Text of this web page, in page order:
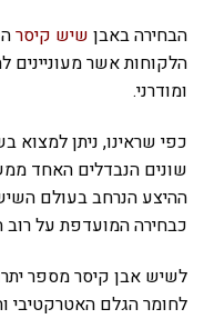
הבחירה באבן שיש קיסר
הלקוחות אשר מעוניינים
ומודרני.
כפי שראינו, ניתן למצוא
שונים הנבדלים האחד
ההיצע הנרחב בעולם
כבחירה המועדפת על רוב
לשיש אבן קיסר מספר
לחומר הגלם האטרקטיבי